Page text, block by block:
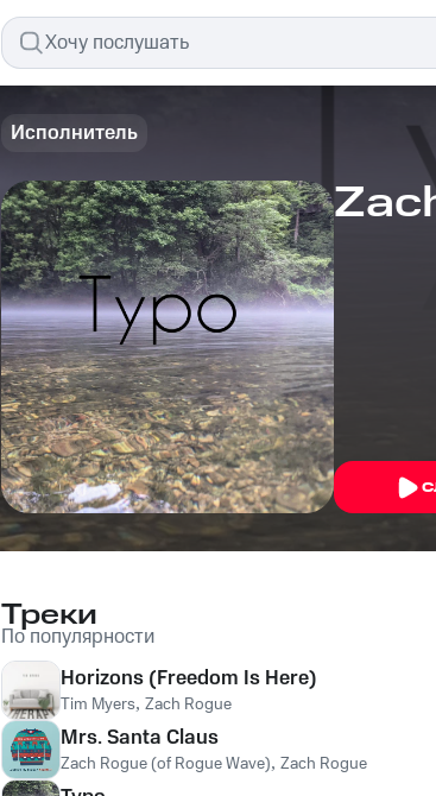
Исполнитель
Треки
По популярности
Horizons (Freedom Is Here)
Tim Myers, Zach Rogue
Mrs. Santa Claus
Zach Rogue (of Rogue Wave), Zach Rogue